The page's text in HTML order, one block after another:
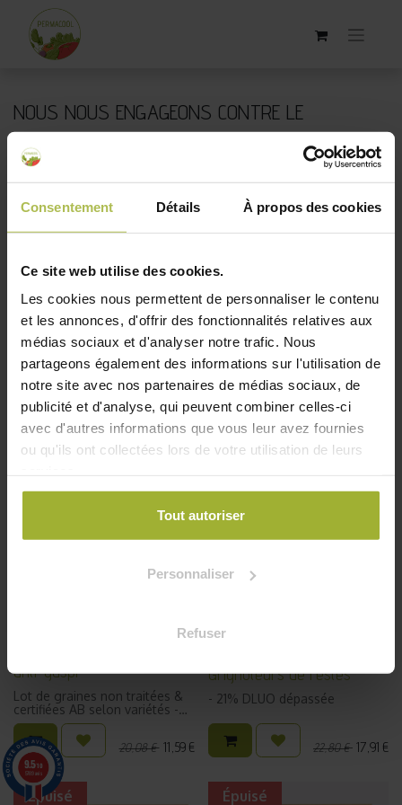
Consentement Détails À propos des cookies
Ce site web utilise des cookies.
Les cookies nous permettent de personnaliser le contenu
et les annonces, d'offrir des fonctionnalités relatives aux
médias sociaux et d'analyser notre trafic. Nous
partageons également des informations sur l'utilisation de
notre site avec nos partenaires de médias sociaux, de
publicité et d'analyse, qui peuvent combiner celles-ci
avec d'autres informations que vous leur avez fournies
ou qu'ils ont collectées lors de votre utilisation de leurs
Tout autoriser
Personnaliser
Refuser
NOUS NOUS ENGAGEONS CONTRE LE
GASPILLAGE !
Découvrez notre sélection unique de graines prêtes pour
une seconde chance ! Saviez-vous que la mention "à
optimale ? En effet, la nature est bien plus résiliente qu'on
ne le pense . En choisissant nos graines prêtes pour une
seconde chance, vous ne faites pas qu'acheter ; vous
participez à un mouvement de jardinage responsable et
durable. Profitez de - 50% sur des semences de qualité
qui, malgré une date 'à utiliser avant' dépassée, montrent
encore un potentiel de germination satisfaisant.
anti-gaspi
Lot de graines non traitées &
certifiées AB selon variétés -
DLUO 2022/2025
20,08€ 11,59€
Grignoteurs de restes
- 21% DLUO dépassée
22,80€ 17,91 €
Épuisé Épuisé
9.5/10
5789 avis